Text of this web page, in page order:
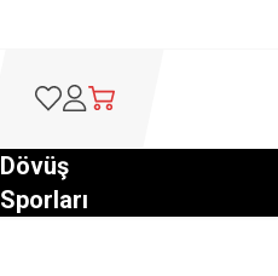
Favorilerim
Hesabım
Sepetim
Dövüş
Sporları